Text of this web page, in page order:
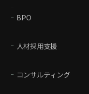
BPO
人材採用支援
コンサルティング